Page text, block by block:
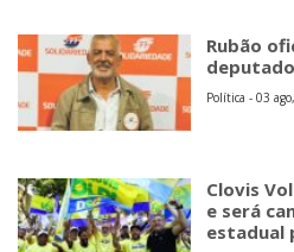
Rubão
Política - 03
Clovis
e será
estadual